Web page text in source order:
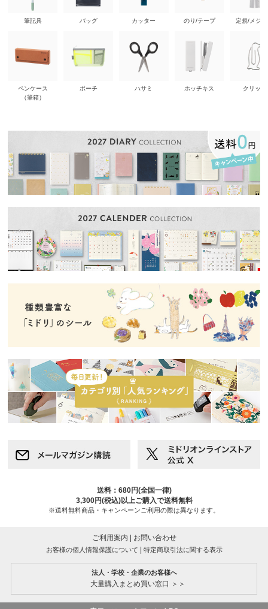
筆記具
ペンケース
（筆箱）
バッグ
ポーチ
カッター
ハサミ
のり/テープ
ホッチキス
定規/メジ
クリップ
送料：680円(全国一律)
3,300円(税込)以上ご購入で送料無料
※送料無料商品・キャンペーンご利用の際は異なります。
ご利用案内 お問い合わせ
お客様の個人情報保護について 特定商取引法に関する表示
法人・学校・企業のお客様へ
大量購入まとめ買い窓口 ＞＞